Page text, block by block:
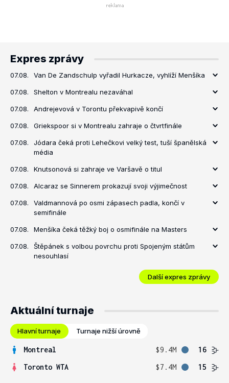
Expres zprávy
07.08. Van De Zandschulp vyřadil Hurkacze, vyhlíží Menšíka
07.08. Shelton v Montrealu nezaváhal
07.08. Andrejevová v Torontu překvapivě končí
07.08. Griekspoor si v Montrealu zahraje o čtvrtfinále
07.08.
Jódara čeká proti Lehečkovi velký test, tuší španělská
média
07.08. Knutsonová si zahraje ve Varšavě o titul
07.08. Alcaraz se Sinnerem prokazují svoji výjimečnost
07.08.
Valdmannová po osmi zápasech padla, končí v
semifinále
07.08. Menšíka čeká těžký boj o osmifinále na Masters
07.08.
Štěpánek s volbou povrchu proti Spojeným státům
nesouhlasí
Další expres zprávy
Aktuální turnaje
Hlavní turnaje Turnaje nižší úrovně
Montreal $9.4M
16
Toronto WTA
$7.4M 15